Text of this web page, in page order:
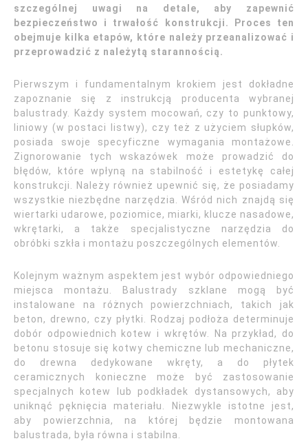
szczególnej uwagi na detale, aby zapewnić
bezpieczeństwo i trwałość konstrukcji. Proces ten
obejmuje kilka etapów, które należy przeanalizować i
przeprowadzić z należytą starannością.
Pierwszym i fundamentalnym krokiem jest dokładne
zapoznanie się z instrukcją producenta wybranej
balustrady. Każdy system mocowań, czy to punktowy,
liniowy (w postaci listwy), czy też z użyciem słupków,
posiada swoje specyficzne wymagania montażowe.
Zignorowanie tych wskazówek może prowadzić do
błędów, które wpłyną na stabilność i estetykę całej
konstrukcji. Należy również upewnić się, że posiadamy
wszystkie niezbędne narzędzia. Wśród nich znajdą się
wiertarki udarowe, poziomice, miarki, klucze nasadowe,
wkrętarki, a także specjalistyczne narzędzia do
obróbki szkła i montażu poszczególnych elementów.
Kolejnym ważnym aspektem jest wybór odpowiedniego
miejsca montażu. Balustrady szklane mogą być
instalowane na różnych powierzchniach, takich jak
beton, drewno, czy płytki. Rodzaj podłoża determinuje
dobór odpowiednich kotew i wkrętów. Na przykład, do
betonu stosuje się kotwy chemiczne lub mechaniczne,
do drewna dedykowane wkręty, a do płytek
ceramicznych konieczne może być zastosowanie
specjalnych kotew lub podkładek dystansowych, aby
uniknąć pęknięcia materiału. Niezwykle istotne jest,
aby powierzchnia, na której będzie montowana
balustrada, była równa i stabilna.